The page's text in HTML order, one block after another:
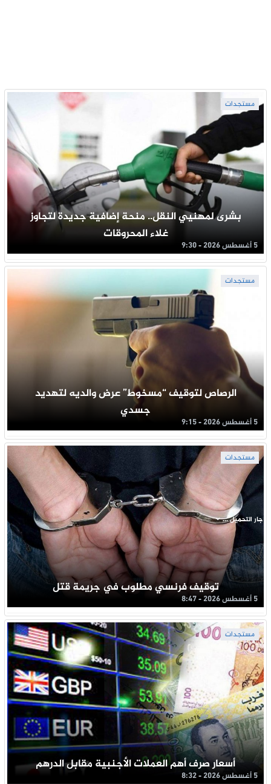
مستجدات
بشرى لمهنيي النقل.. منحة إضافية جديدة لتجاوز
غلاء المحروقات
5 أغسطس 2026 - 9:30
مستجدات
الرصاص لتوقيف “مسخوط” عرض والديه لتهديد
جسدي
5 أغسطس 2026 - 9:15
مستجدات
توقيف فرنسي مطلوب في جريمة قتل
5 أغسطس 2026 - 8:47
مستجدات
أسعار صرف أهم العملات الأجنبية مقابل الدرهم
5 أغسطس 2026 - 8:32
جار التحميل ...